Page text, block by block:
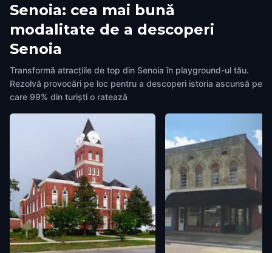
Senoia: cea mai bună
modalitate de a descoperi
Senoia
Transformă atracțiile de top din Senoia în playground-ul tău.
Rezolvă provocări pe loc pentru a descoperi istoria ascunsă pe
care 99% din turiști o ratează